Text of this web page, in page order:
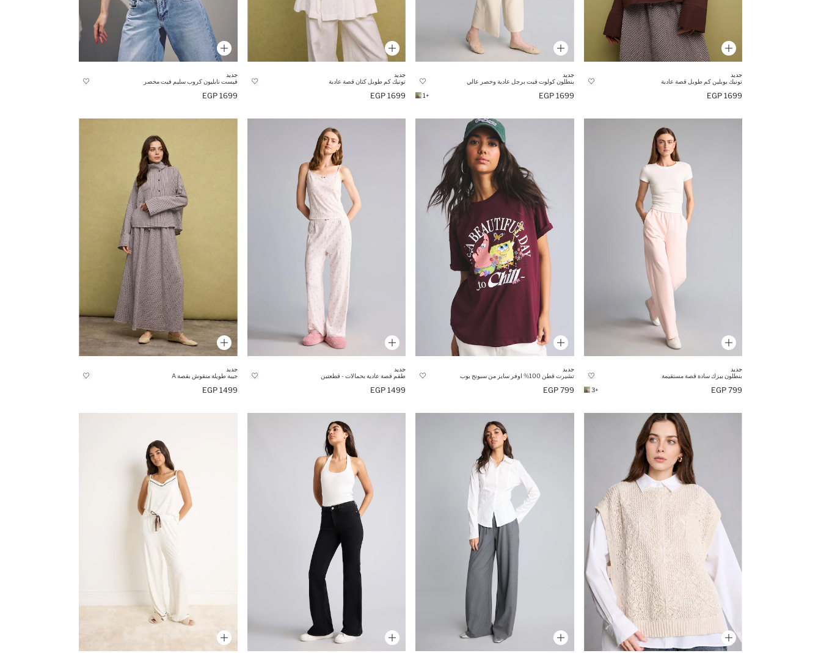
جديد
تونيك بوبلين كم طويل قصة عادية
1699 EGP
جديد
بنطلون كولوت فيت برجل عادية وخصر عالي
1699 EGP
+1
جديد
تونيك كم طويل كتان قصة عادية
1699 EGP
جديد
فيست نابليون كروب سليم فيت مخصر
1699 EGP
جديد
بنطلون بيزك سادة قصة مستقيمة
799 EGP
+3
جديد
تشيرت قطن 100% اوفر سايز من سبونج بوب
799 EGP
جديد
طقم قصة عادية بحمالات - قطعتين
1499 EGP
جديد
جيبة طويلة منقوش بقصة A
1499 EGP